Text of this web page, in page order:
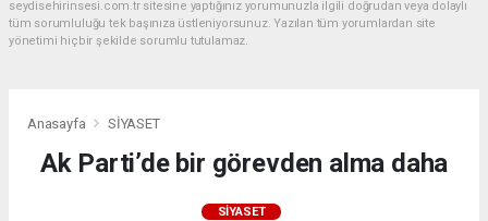
seydisehirinsesi.com.tr sitesine yaptığınız yorumunuzla ilgili doğrudan veya dolaylı
tüm sorumluluğu tek başınıza üstleniyorsunuz. Yazılan tüm yorumlardan site
yönetimi hiçbir şekilde sorumlu tutulamaz.
Anasayfa SİYASET
Ak Parti’de bir görevden alma daha
SİYASET